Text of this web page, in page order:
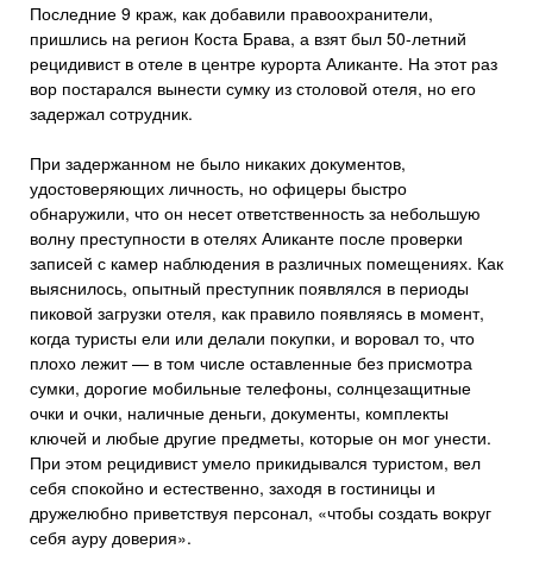
Последние 9 краж, как добавили правоохранители,
пришлись на регион Коста Брава, а взят был 50-летний
рецидивист в отеле в центре курорта Аликанте. На этот раз
вор постарался вынести сумку из столовой отеля, но его
задержал сотрудник.
При задержанном не было никаких документов,
удостоверяющих личность, но офицеры быстро
обнаружили, что он несет ответственность за небольшую
волну преступности в отелях Аликанте после проверки
записей с камер наблюдения в различных помещениях. Как
выяснилось, опытный преступник появлялся в периоды
пиковой загрузки отеля, как правило появляясь в момент,
когда туристы ели или делали покупки, и воровал то, что
плохо лежит — в том числе оставленные без присмотра
сумки, дорогие мобильные телефоны, солнцезащитные
очки и очки, наличные деньги, документы, комплекты
ключей и любые другие предметы, которые он мог унести.
При этом рецидивист умело прикидывался туристом, вел
себя спокойно и естественно, заходя в гостиницы и
дружелюбно приветствуя персонал, «чтобы создать вокруг
себя ауру доверия».